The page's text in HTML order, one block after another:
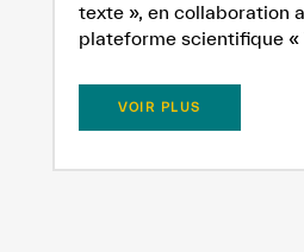
texte », en collaboration
plateforme scientifique «
VOIR PLUS